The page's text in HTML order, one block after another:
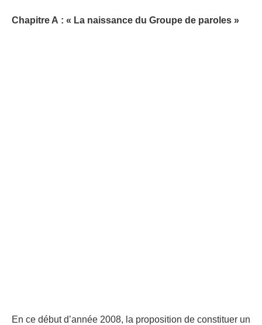
Chapitre A : « La naissance du Groupe de paroles »
En ce début d’année 2008, la proposition de constituer un